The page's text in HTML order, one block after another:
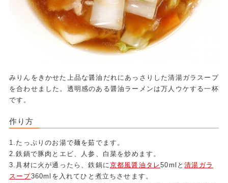
みりんをきかせた上品な醤油だれにあっさりした清湯ガラスープ
を合わせました。透明感のある醤油ラーメンは万人ウケする一杯
です。
作り方
1.たっぷりのお湯で麺を茹でます。
2.鉄鍋で豚肉とエビ、人参、白菜を炒めます。
3.具材に火が通ったら、鉄鍋に京都風醤油タレ50mlと清湯ガラ
スープ360mlを入れてひと煮立ちさせます。